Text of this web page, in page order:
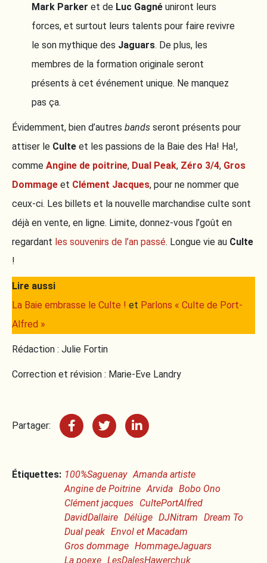
Mark Parker et de Luc Gagnéuniront leurs
forces, et surtout leurs talents pour faire revivre
le son mythique des Jaguars. De plus, les
membres de la formation originale seront
présents à cet événement unique. Ne manquez
pas ça.
Évidemment, bien d’autres bands seront présents pour
attiser le Culte et les passions de la Baie des Ha! Ha!,
comme Angine de poitrine, Dual Peak, Zéro 3/4, Gros
Dommage et Clément Jacques, pour ne nommer que
ceux-ci. Les billets et la nouvelle marchandise culte sont
déjà en vente, en ligne. Limite, donnez-vous l’goût en
regardant les souvenirs de l’an passé. Longue vie au Culte
!
Lire aussi
La Baie embrasse le Culte ! et Parlons « Culte de Port-
Alfred »
Rédaction : Julie Fortin
Correction et révision : Marie-Eve Landry
Partager:
Étiquettes: 100%Saguenay Amanda artiste
Angine de Poitrine Arvida Bobo Ono
Clément jacques CultePortAlfred
DavidDallaire Délüge DJNitram Dream To
Dual peak Envol et Macadam
Gros dommage HommageJaguars
La poexe LesDalesHawerchuk